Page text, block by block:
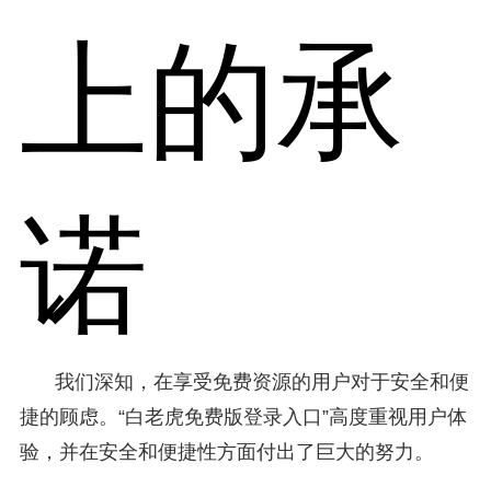
上的承
诺
我们深知，在享受免费资源的用户对于安全和便
捷的顾虑。“白老虎免费版登录入口”高度重视用户体
验，并在安全和便捷性方面付出了巨大的努力。